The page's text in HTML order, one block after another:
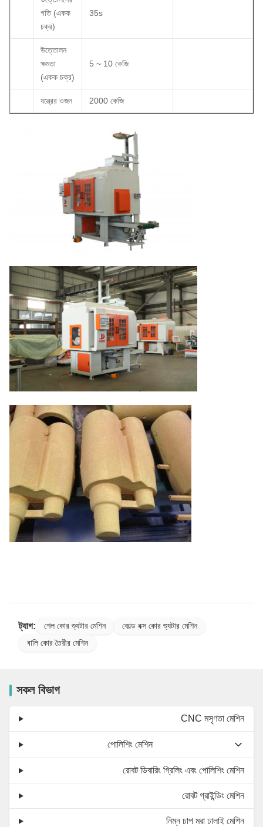
গতি (একক
চক্র)
35s
উত্তোলন
ক্ষমতা
(একক চক্র)
5 ~ 10 কেজি
যন্ত্রের ওজন 2000 কেজি
ট্যাগ: শেল কোর শ্যুটার মেশিন
কোল্ড বক্স কোর শ্যুটার মেশিন
বালি কোর তৈরীর মেশিন
সকল বিভাগ
CNC মসৃণতা মেশিন
পোলিশিং মেশিন
রোবট ডিবারিং গ্রিলিং এবং পোলিশিং মেশিন
রোবট গ্রাইন্ডিং মেশিন
নিম্ন চাপ মরা ঢালাই মেশিন